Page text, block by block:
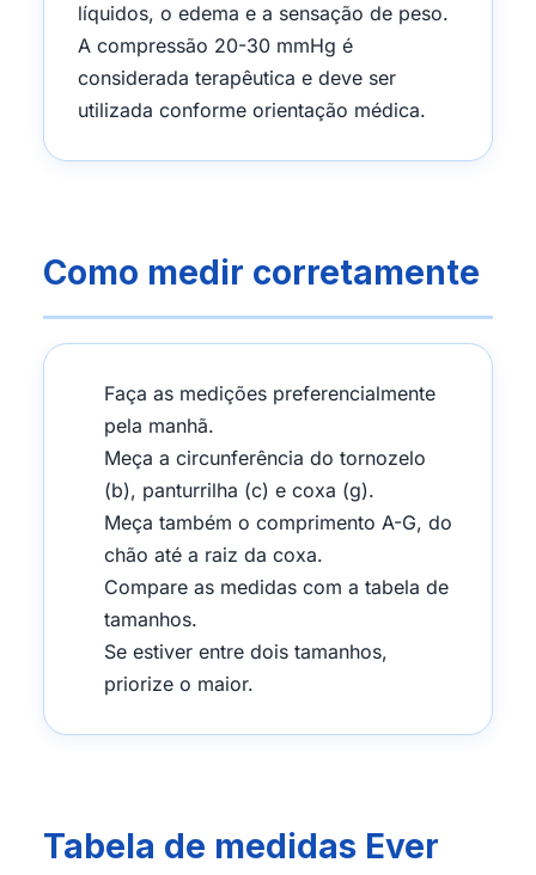
líquidos, o edema e a sensação de peso.
A compressão 20-30 mmHg é
considerada terapêutica e deve ser
utilizada conforme orientação médica.
Como medir corretamente
Faça as medições preferencialmente
pela manhã.
Meça a circunferência do tornozelo
(b), panturrilha (c) e coxa (g).
Meça também o comprimento A-G, do
chão até a raiz da coxa.
Compare as medidas com a tabela de
tamanhos.
Se estiver entre dois tamanhos,
priorize o maior.
Tabela de medidas Ever